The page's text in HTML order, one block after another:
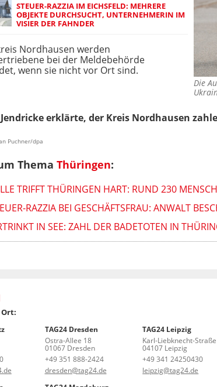
Die
STEUER-RAZZIA IM EICHSFELD: MEHRERE
OBJEKTE DURCHSUCHT, UNTERNEHMERIN IM
VISIER DER FAHNDER
Nordhausen werden
bei der Meldebehörde
wenn sie nicht vor Ort sind.
erklärte, der Kreis Nordhausen
Puchner/dpa
Thema Thüringen:
TRIFFT THÜRINGEN HART: RUND 230
RAZZIA BEI GESCHÄFTSFRAU: ANWALT
IN SEE: ZAHL DER BADETOTEN IN
TAG24 Dresden
Ostra-Allee 18
01067 Dresden
+49 351 888-2424
dresden@tag24.de
TAG24 Leipzig
Karl-Liebknecht-
04107 Leipzig
+49 341 24250430
leipzig@tag24.de